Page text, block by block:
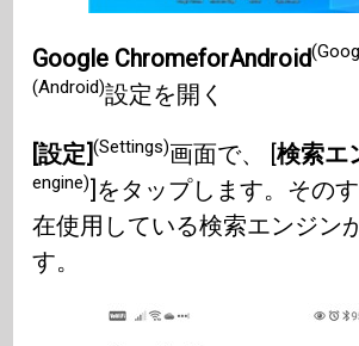
Google ChromeforAndroid
(Android)設定を開く
[設定](Settings)画面で、 [検索エ
engine)]をタップします。その
在使用している検索エンジン
す。